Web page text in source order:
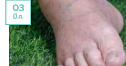
03
มี.ค.